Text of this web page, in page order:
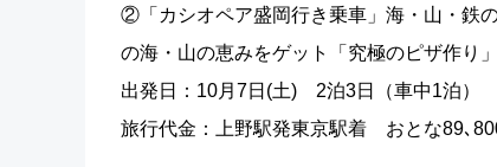
②「カシオペア盛岡行き乗車」海・山・鉄
の海・山の恵みをゲット「究極のピザ作り
出発日：10月7日(土) 2泊3日（車中1泊）
旅行代金：上野駅発東京駅着 おとな89､